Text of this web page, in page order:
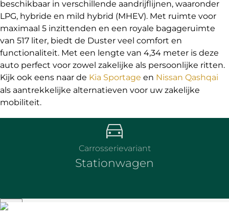
beschikbaar in verschillende aandrijflijnen, waaronder
LPG, hybride en mild hybrid (MHEV). Met ruimte voor
maximaal 5 inzittenden en een royale bagageruimte
van 517 liter, biedt de Duster veel comfort en
functionaliteit. Met een lengte van 4,34 meter is deze
auto perfect voor zowel zakelijke als persoonlijke ritten.
Kijk ook eens naar de Kia Sportage en Nissan Qashqai
als aantrekkelijke alternatieven voor uw zakelijke
mobiliteit.
Carrosserievariant
Stationwagen